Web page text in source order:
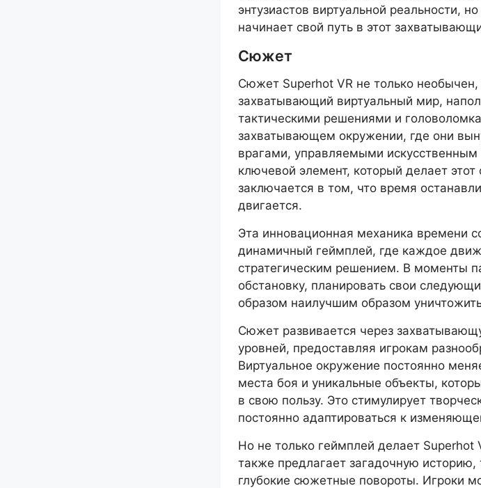
энтузиастов виртуальной реальности,
начинает свой путь в этот
Сюжет
Сюжет Superhot VR не только необычен,
захватывающий виртуальный мир,
тактическими решениями и
захватывающем окружении, где они
врагами, управляемыми
ключевой элемент, который делает
заключается в том, что время
двигается.
Эта инновационная механика времени
динамичный геймплей, где каждое
стратегическим решением. В моменты
обстановку, планировать свои
образом наилучшим образом
Сюжет развивается через
уровней, предоставляя игрокам
Виртуальное окружение постоянно
места боя и уникальные объекты,
в свою пользу. Это стимулирует
постоянно адаптироваться к
Но не только геймплей делает Superhot
также предлагает загадочную
глубокие сюжетные повороты. Игроки